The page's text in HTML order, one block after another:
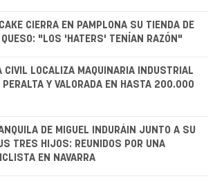
CIERRA EN PAMPLONA SU TIENDA DE
QUESO: "LOS 'HATERS' TENÍAN RAZÓN"
CIVIL LOCALIZA MAQUINARIA INDUSTRIAL
PERALTA Y VALORADA EN HASTA 200.000
DE MIGUEL INDURÁIN JUNTO A SU
TRES HIJOS: REUNIDOS POR UNA
EN NAVARRA